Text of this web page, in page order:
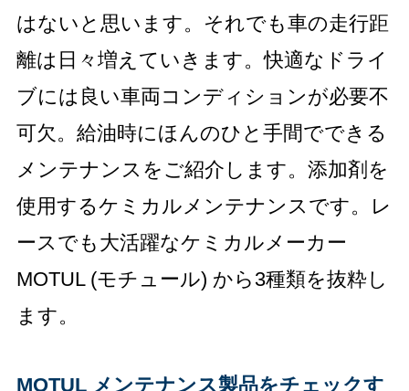
はないと思います。それでも車の走行距
離は日々増えていきます。快適なドライ
ブには良い車両コンディションが必要不
可欠。給油時にほんのひと手間でできる
メンテナンスをご紹介します。添加剤を
使用するケミカルメンテナンスです。レ
ースでも大活躍なケミカルメーカー
MOTUL (モチュール) から3種類を抜粋し
ます。
MOTUL メンテナンス製品をチェックす